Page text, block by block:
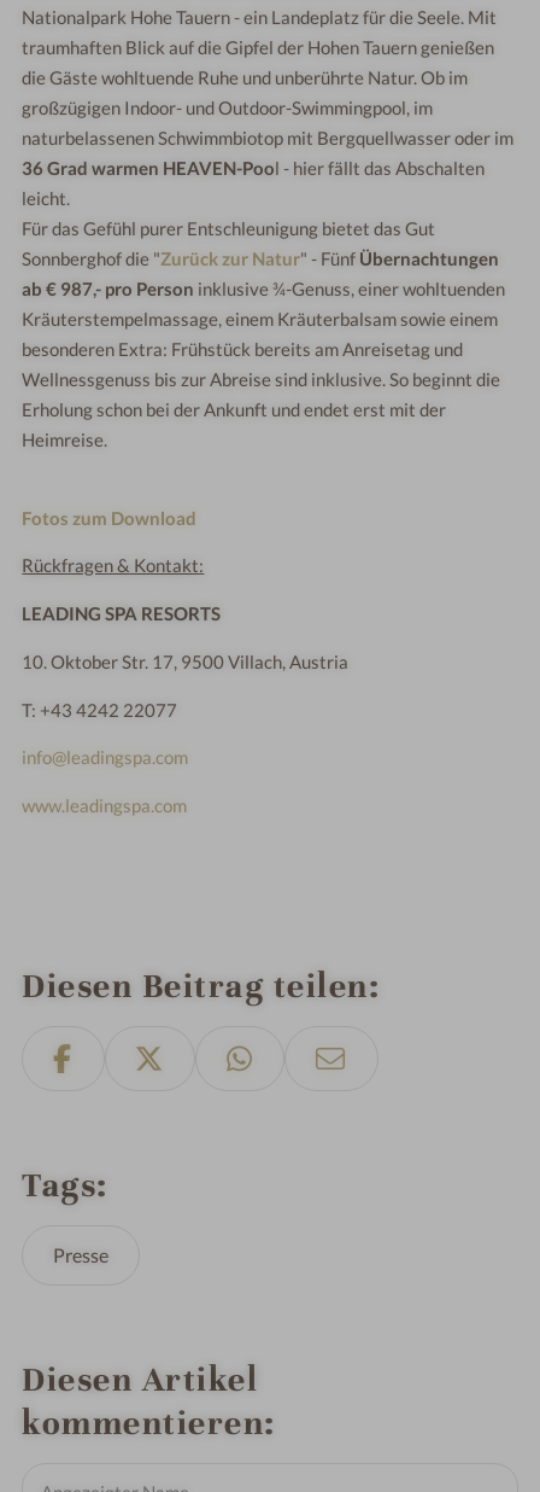
Nationalpark Hohe Tauern - ein Landeplatz für die Seele. Mit
traumhaften Blick auf die Gipfel der Hohen Tauern genießen
die Gäste wohltuende Ruhe und unberührte Natur. Ob im
großzügigen Indoor- und Outdoor-Swimmingpool, im
naturbelassenen Schwimmbiotop mit Bergquellwasser oder im
36 Grad warmen HEAVEN-Pool - hier fällt das Abschalten
leicht.
Für das Gefühl purer Entschleunigung bietet das Gut
Sonnberghof die "Zurück zur Natur" - Fünf Übernachtungen
ab € 987,- pro Person inklusive ¾-Genuss, einer wohltuenden
Kräuterstempelmassage, einem Kräuterbalsam sowie einem
besonderen Extra: Frühstück bereits am Anreisetag und
Wellnessgenuss bis zur Abreise sind inklusive. So beginnt die
Erholung schon bei der Ankunft und endet erst mit der
Heimreise.
Fotos zum Download
Rückfragen & Kontakt:
LEADING SPA RESORTS
10. Oktober Str. 17, 9500 Villach, Austria
T: +43 4242 22077
info@leadingspa.com
www.leadingspa.com
Diesen Beitrag teilen
Tags
Presse
Diesen Artikel
kommentieren